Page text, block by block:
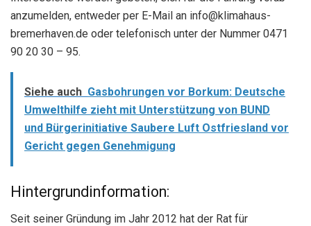
anzumelden, entweder per E-Mail an info@klimahaus-
bremerhaven.de oder telefonisch unter der Nummer 0471
90 20 30 – 95.
Siehe auch Gasbohrungen vor Borkum: Deutsche
Umwelthilfe zieht mit Unterstützung von BUND
und Bürgerinitiative Saubere Luft Ostfriesland vor
Gericht gegen Genehmigung
Hintergrundinformation:
Seit seiner Gründung im Jahr 2012 hat der Rat für